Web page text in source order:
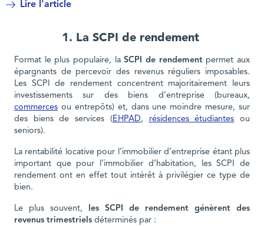
Lire l'article
1. La SCPI de rendement
Format le plus populaire, laSCPI de rendementpermet aux
épargnants de percevoir des revenus réguliers imposables.
Les SCPI de rendement concentrent majoritairement leurs
investissements sur des biens d’entreprise (bureaux,
commerces ou entrepôts) et, dans une moindre mesure, sur
des biens de services (EHPAD, résidences étudiantes ou
seniors).
La rentabilité locative pour l’immobilier d’entreprise étant plus
important que pour l’immobilier d’habitation, les SCPI de
rendement ont en effet tout intérêt à privilégier ce type de
bien.
Le plus souvent, les SCPI de rendement génèrent des
revenus trimestriels déterminés par :